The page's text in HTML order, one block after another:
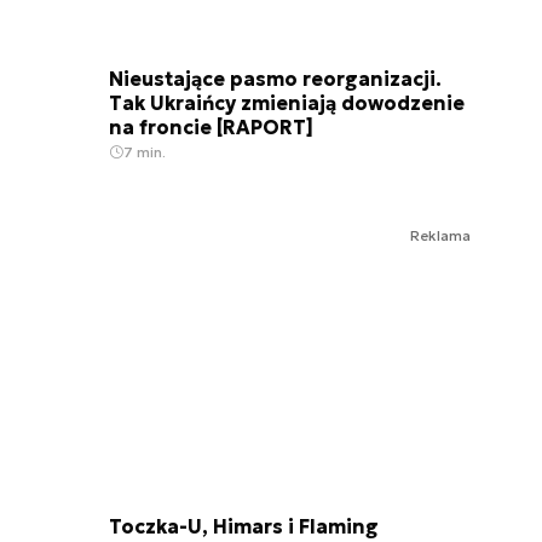
Nieustające pasmo reorganizacji.
Tak Ukraińcy zmieniają dowodzenie
na froncie [RAPORT]
7 min.
Reklama
Toczka-U, Himars i Flaming